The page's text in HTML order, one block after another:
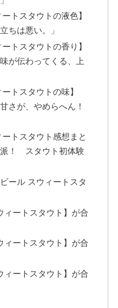
トスタウトの液色】
ちは悪い。」
トスタウトの香り】
が伝わってくる、上
トスタウトの味】
さが、やめらへん！
ートスタウト感想まと
派！ スタウト初体験
ール スウィートスタ
ィートスタウト】が合
ィートスタウト】が合
ィートスタウト】が合